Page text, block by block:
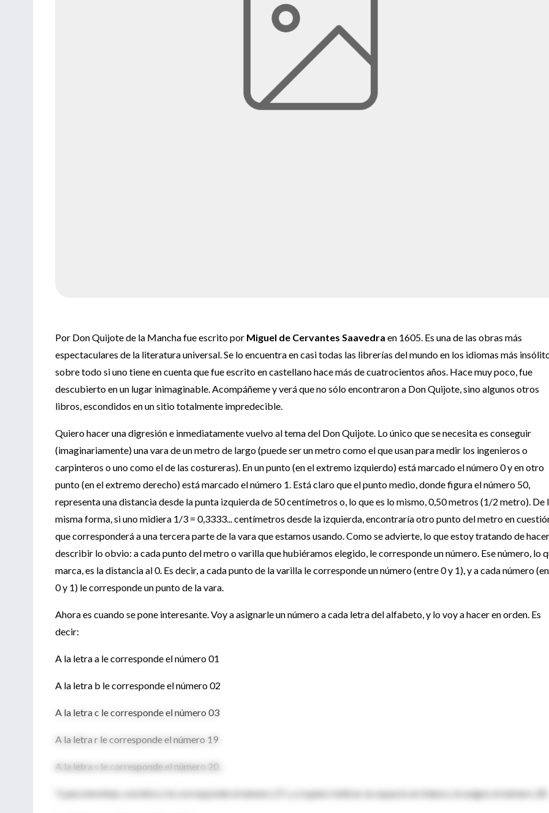
Por Don Quijote de la Mancha fue escrito por Miguel de Cervantes Saavedra en 1605. Es una de las obras más
espectaculares de la literatura universal. Se lo encuentra en casi todas las librerías del mundo en los idiomas más
sobre todo si uno tiene en cuenta que fue escrito en castellano hace más de cuatrocientos años. Hace muy poco, fue
descubierto en un lugar inimaginable. Acompáñeme y verá que no sólo encontraron a Don Quijote, sino algunos otros
libros, escondidos en un sitio totalmente impredecible.
Quiero hacer una digresión e inmediatamente vuelvo al tema del Don Quijote. Lo único que se necesita es conseguir
(imaginariamente) una vara de un metro de largo (puede ser un metro como el que usan para medir los ingenieros o
carpinteros o uno como el de las costureras). En un punto (en el extremo izquierdo) está marcado el número 0 y en otro
punto (en el extremo derecho) está marcado el número 1. Está claro que el punto medio, donde figura el número 50,
representa una distancia desde la punta izquierda de 50 centímetros o, lo que es lo mismo, 0,50 metros (1/2 metro). De
misma forma, si uno midiera 1/3 = 0,3333... centímetros desde la izquierda, encontraría otro punto del metro en
que corresponderá a una tercera parte de la vara que estamos usando. Como se advierte, lo que estoy tratando de
describir lo obvio: a cada punto del metro o varilla que hubiéramos elegido, le corresponde un número. Ese número, lo
marca, es la distancia al 0. Es decir, a cada punto de la varilla le corresponde un número (entre 0 y 1), y a cada número
0 y 1) le corresponde un punto de la vara.
Ahora es cuando se pone interesante. Voy a asignarle un número a cada letra del alfabeto, y lo voy a hacer en orden. Es
decir:
A la letra a le corresponde el número 01
A la letra b le corresponde el número 02
A la letra c le corresponde el número 03
A la letra r le corresponde el número 19
A la letra s le corresponde el número 20,
Y para terminar, a la letra z le corresponde el número 27, y si quiero indicar un espacio en blanco, le asigno el número 28.